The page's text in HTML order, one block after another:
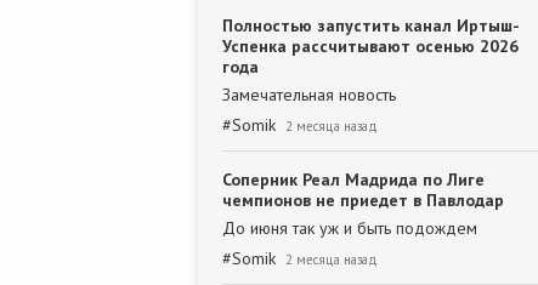
Полностью запустить канал Иртыш-
Успенка рассчитывают осенью 2026
года
Замечательная новость
#Somik 2 месяца назад
Соперник Реал Мадрида по Лиге
чемпионов не приедет в Павлодар
До июня так уж и быть подождем
#Somik 2 месяца назад